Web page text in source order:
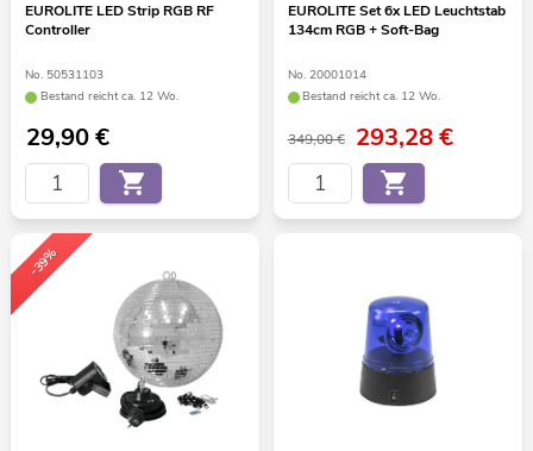
EUROLITE LED Strip RGB RF
Controller
No. 50531103
Bestand reicht ca. 12 Wo.
29,90€
EUROLITE Set 6x LED Leuchtstab
134cm RGB + Soft-Bag
No. 20001014
Bestand reicht ca. 12 Wo.
349,00 € 293,28€
-39%